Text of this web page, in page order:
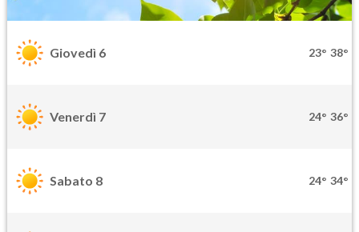
Giovedì 6 23° 38°
Venerdì 7 24° 36°
Sabato 8 24° 34°